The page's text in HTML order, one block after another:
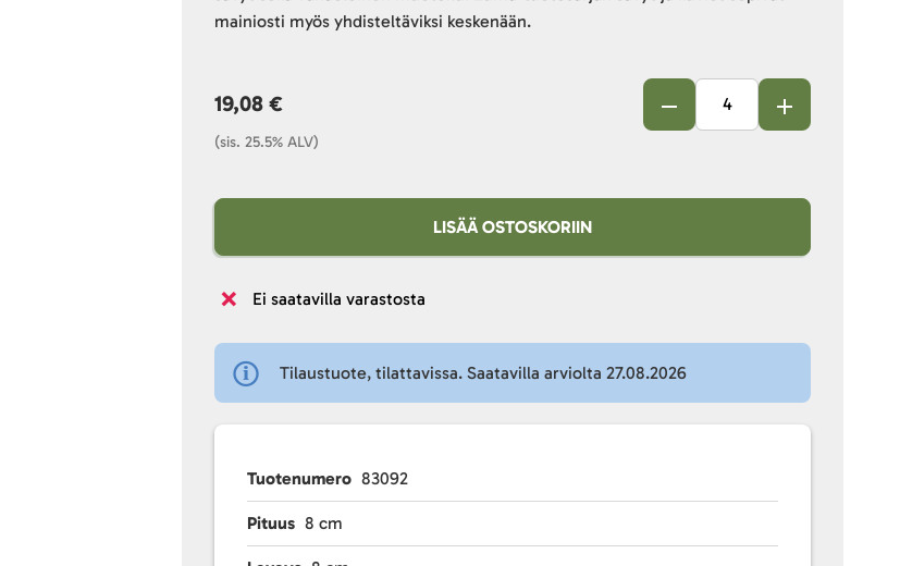
mainiosti myös yhdisteltäviksi keskenään.
19,08 €
(sis. 25.5% ALV)
LISÄÄ OSTOSKORIIN
Ei saatavilla varastosta
Tilaustuote, tilattavissa. Saatavilla arviolta 27.08.2026
Tuotenumero 83092
Pituus 8 cm